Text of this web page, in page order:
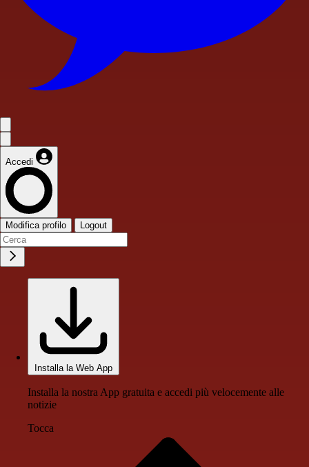
Accedi
Modifica profilo Logout
Installa la Web App
Installa la nostra App gratuita e accedi più velocemente alle
notizie
Tocca